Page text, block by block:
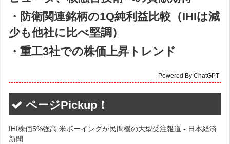
・防衛関連銘柄の1Q純利益比較（IHIは減
少も他社に比べ堅調）
・重工3社での株価上昇トレンド
Powered By ChatGPT
ページPickup！
IHI株価5%強高 米ボーイングが民間機の大型受注報道 - 日本経済
新聞